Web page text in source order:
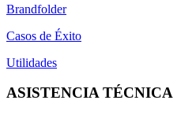
Brandfolder
Casos de Éxito
Utilidades
ASISTENCIA TÉCNICA